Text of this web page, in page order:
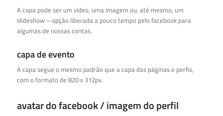
A capa pode ser um vídeo, uma imagem ou, até mesmo, um
slideshow – opção liberada a pouco tempo pelo facebook para
algumas de nossas contas.
capa de evento
A capa segue o mesmo padrão que a capa das páginas e perfis,
com o formato de 820 x 312px.
avatar do facebook / imagem do perfil